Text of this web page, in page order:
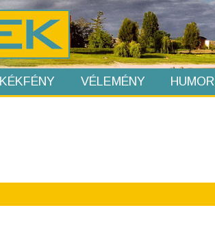
KÉKFÉNY VÉLEMÉNY HUMOR